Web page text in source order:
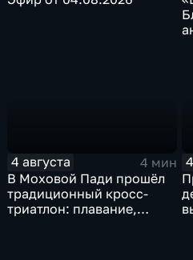
4 августа
4 мин
В Моховой Пади прошёл
традиционный кросс-
триатлон: плавание,